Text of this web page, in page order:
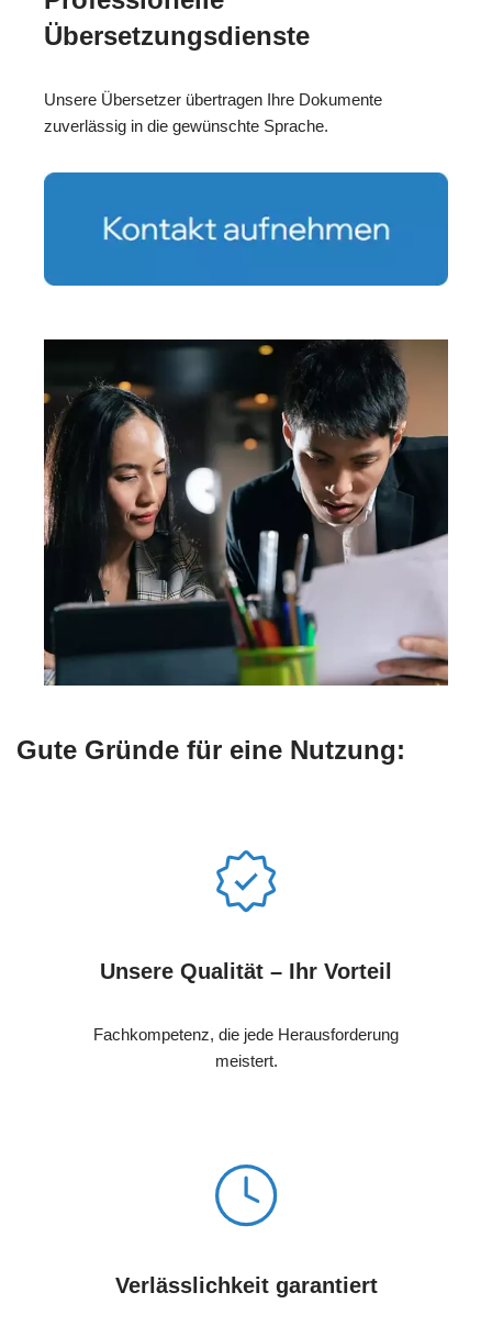
Übersetzungsdienste
Unsere Übersetzer übertragen Ihre Dokumente
zuverlässig in die gewünschte Sprache.
Gute Gründe für eine Nutzung:
Unsere Qualität – Ihr Vorteil
Fachkompetenz, die jede Herausforderung
meistert.
Verlässlichkeit garantiert